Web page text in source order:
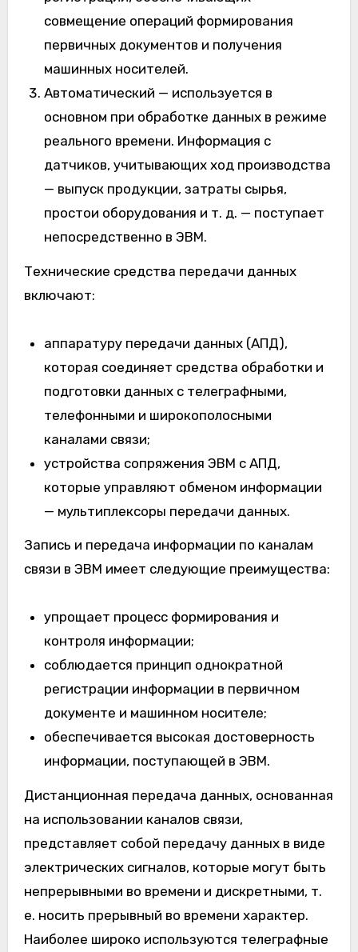
совмещение операций формирования
первичных документов и получения
машинных носителей.
Автоматический — используется в
основном при обработке данных в режиме
реального времени. Информация с
датчиков, учитывающих ход производства
— выпуск продукции, затраты сырья,
простои оборудования и т. д. — поступает
непосредственно в ЭВМ.
Технические средства передачи данных
включают:
аппаратуру передачи данных (АПД),
которая соединяет средства обработки и
подготовки данных с телеграфными,
телефонными и широкополосными
каналами связи;
устройства сопряжения ЭВМ с АПД,
которые управляют обменом информации
— мультиплексоры передачи данных.
Запись и передача информации по каналам
связи в ЭВМ имеет следующие преимущества:
упрощает процесс формирования и
контроля информации;
соблюдается принцип однократной
регистрации информации в первичном
документе и машинном носителе;
обеспечивается высокая достоверность
информации, поступающей в ЭВМ.
Дистанционная передача данных, основанная
на использовании каналов связи,
представляет собой передачу данных в виде
электрических сигналов, которые могут быть
непрерывными во времени и дискретными, т.
е. носить прерывный во времени характер.
Наиболее широко используются телеграфные